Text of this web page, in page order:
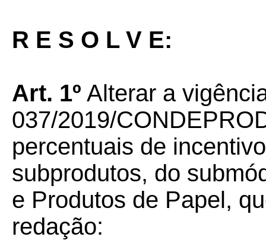
R E S O L V E:
Art. 1º Alterar a
037/2019/
percentuais de
subprodutos, do
e Produtos de Papel,
redação: